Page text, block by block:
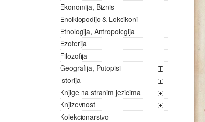
Ekonomija, Biznis
Enciklopedije & Leksikoni
Etnologija, Antropologija
Ezoterija
Filozofija
Geografija, Putopisi
Istorija
Knjige na stranim jezicima
Knjizevnost
Kolekcionarstvo